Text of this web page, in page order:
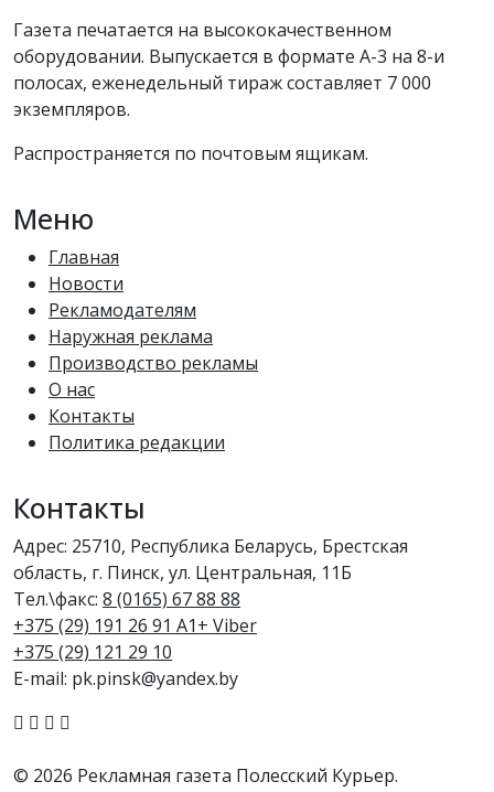
Газета печатается на высококачественном
оборудовании. Выпускается в формате А-3 на 8-и
полосах, еженедельный тираж составляет 7 000
экземпляров.
Распространяется по почтовым ящикам.
Меню
Главная
Новости
Рекламодателям
Наружная реклама
Производство рекламы
О нас
Контакты
Политика редакции
Контакты
Адрес: 25710, Республика Беларусь, Брестская
область, г. Пинск, ул. Центральная, 11Б
Тел.\факс: 8 (0165) 67 88 88
+375 (29) 191 26 91 A1+ Viber
+375 (29) 121 29 10
E-mail: pk.pinsk@yandex.by
© 2026 Рекламная газета Полесский Курьер.